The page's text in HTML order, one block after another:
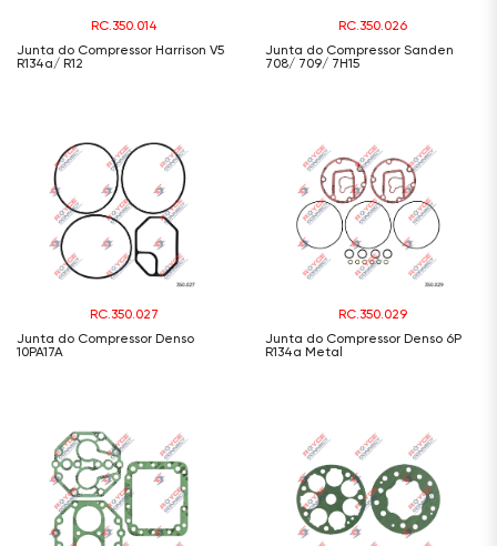
RC.350.014
Junta do Compressor Harrison V5
R134a/ R12
RC.350.026
Junta do Compressor Sanden
708/ 709/ 7H15
RC.350.027
Junta do Compressor Denso
10PA17A
RC.350.029
Junta do Compressor Denso 6P
R134a Metal